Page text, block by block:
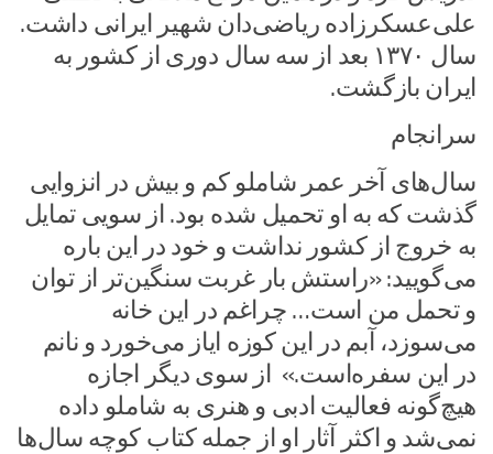
علی‌عسکرزاده ریاضی‌دان شهیر ایرانی داشت.
سال ۱۳۷۰ بعد از سه سال دوری از کشور به
ایران بازگشت.
سرانجام
سال‌های آخر عمر شاملو کم و بیش در انزوایی
گذشت که به او تحمیل شده بود. از سویی تمایل
به خروج از کشور نداشت و خود در این باره
می‌گویید: «راستش بار غربت سنگین‌تر از توان
و تحمل من است… چراغم در این خانه
می‌سوزد، آبم در این کوزه ایاز می‌خورد و نانم
در این سفره‌است.» از سوی دیگر اجازه
هیچ‌گونه فعالیت ادبی و هنری به شاملو داده
نمی‌شد و اکثر آثار او از جمله کتاب کوچه سال‌ها